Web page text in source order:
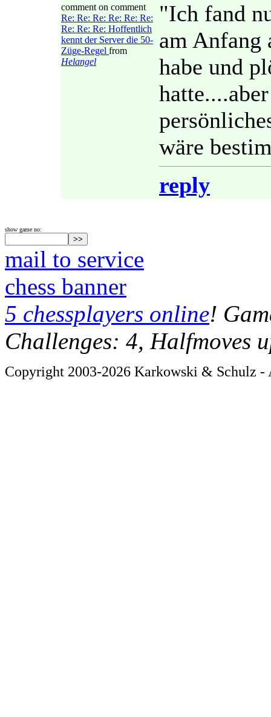
comment on comment
Re: Re: Re: Re: Re: Re:
Re: Re: Re: Hoffentlich
kennt der Server die 50-
Züge-Regel from
Helangel
"Ich fand
am Anfang
habe und
wäre
reply
show game no:
mail to service
chess banner
5 chessplayers online!
Challenges: 4, Halfmoves
Copyright 2003-2026 Karkowski & Schulz